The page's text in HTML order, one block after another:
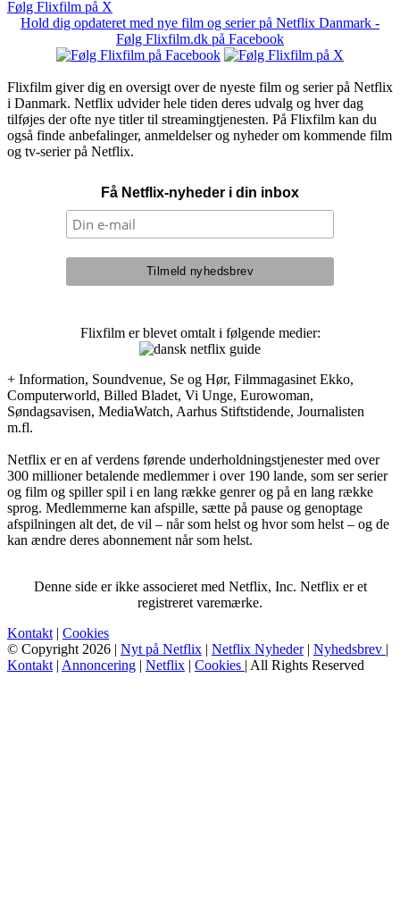
Følg Flixfilm på X
Hold dig opdateret med nye film og serier på Netflix Danmark -
Følg Flixfilm.dk på Facebook
Flixfilm giver dig en oversigt over de nyeste film og serier på Netflix
i Danmark. Netflix udvider hele tiden deres udvalg og hver dag
tilføjes der ofte nye titler til streamingtjenesten. På Flixfilm kan du
også finde anbefalinger, anmeldelser og nyheder om kommende film
og tv-serier på Netflix.
Få Netflix-nyheder i din inbox
Flixfilm er blevet omtalt i følgende medier:
+ Information, Soundvenue, Se og Hør, Filmmagasinet Ekko,
Computerworld, Billed Bladet, Vi Unge, Eurowoman,
Søndagsavisen, MediaWatch, Aarhus Stiftstidende, Journalisten
m.fl.
Netflix er en af verdens førende underholdningstjenester med over
300 millioner betalende medlemmer i over 190 lande, som ser serier
og film og spiller spil i en lang række genrer og på en lang række
sprog. Medlemmerne kan afspille, sætte på pause og genoptage
afspilningen alt det, de vil – når som helst og hvor som helst – og de
kan ændre deres abonnement når som helst.
Denne side er ikke associeret med Netflix, Inc. Netflix er et
registreret varemærke.
Kontakt | Cookies
© Copyright 2026 | Nyt på Netflix | Netflix Nyheder| Nyhedsbrev |
Kontakt | Annoncering | Netflix | Cookies | All Rights Reserved